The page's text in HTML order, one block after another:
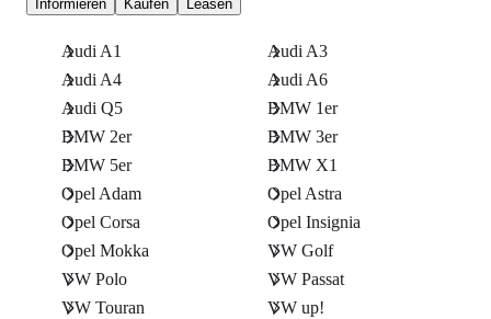
Informieren Kaufen Leasen
Audi A1
Audi A3
Audi A4
Audi A6
Audi Q5
BMW 1er
BMW 2er
BMW 3er
BMW 5er
BMW X1
Opel Adam
Opel Astra
Opel Corsa
Opel Insignia
Opel Mokka
VW Golf
VW Polo
VW Passat
VW Touran
VW up!